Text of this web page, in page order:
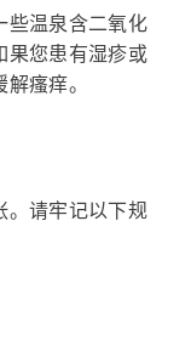
些温泉含二氧化
果您患有湿疹或
瘙痒。
。请牢记以下规